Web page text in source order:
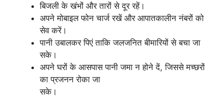
बिजली के खंभों और तारों से दूर रहें।
अपने मोबाइल फोन चार्ज रखें और आपातकालीन नंबरों को
सेव करें।
पानी उबालकर पिएं ताकि जलजनित बीमारियों से बचा जा
सके।
अपने घरों के आसपास पानी जमा न होने दें, जिससे मच्छरों
का प्रजनन रोका जा
सके।